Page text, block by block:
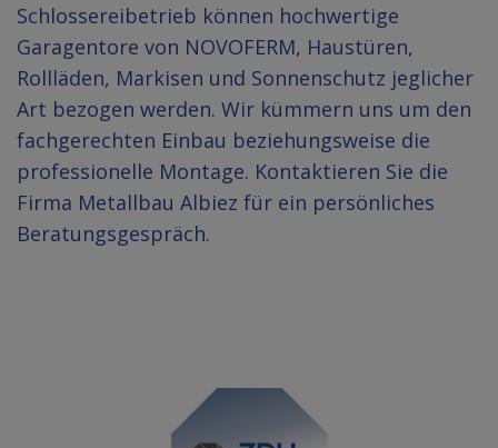
Schlossereibetrieb können hochwertige
Garagentore von NOVOFERM, Haustüren,
Rollläden, Markisen und Sonnenschutz jeglicher
Art bezogen werden. Wir kümmern uns um den
fachgerechten Einbau beziehungsweise die
professionelle Montage. Kontaktieren Sie die
Firma Metallbau Albiez für ein persönliches
Beratungsgespräch.